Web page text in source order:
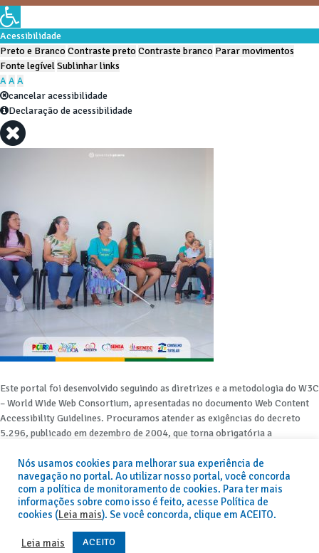
Nós usamos cookies para melhorar sua experiência de
navegação no portal. Ao utilizar nosso portal, você concorda
com a política de monitoramento de cookies. Para ter mais
informações sobre como isso é feito, acesse Política de
cookies (Leia mais). Se você concorda, clique em ACEITO.
Leia mais ACEITO
Acessibilidade
Preto e BrancoContraste pretoContraste branco Parar movimentos
Fonte legívelSublinhar links
AAA
cancelar acessibilidade
Declaração de acessibilidade
Este portal foi desenvolvido seguindo as diretrizes e a metodologia do W3C
– World Wide Web Consortium, apresentadas no documento Web Content
Accessibility Guidelines. Procuramos atender as exigências do decreto
5.296, publicado em dezembro de 2004, que torna obrigatória a
rede mundial de computadores para o uso das pessoas com necessidades
especiais, garantindo-lhes o pleno acesso aos conteúdos disponíveis.
Além de validações automáticas, foram realizados testes em diversos
navegadores e através do utilitário de acesso a Internet do DOSVOX,
sistema operacional destinado deficientes visuais.